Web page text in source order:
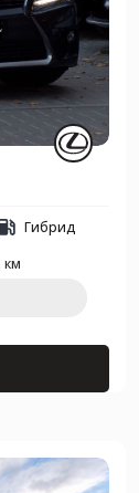
Гибрид
км